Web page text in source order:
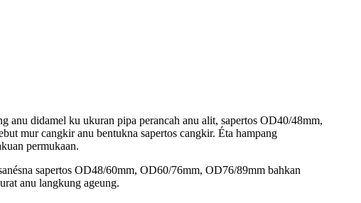
anu didamel ku ukuran pipa perancah anu alit, sapertos OD40/48mm,
mur cangkir anu bentukna sapertos cangkir. Éta hampang
permukaan.
sapertos OD48/60mm, OD60/76mm, OD76/89mm bahkan
anu langkung ageung.